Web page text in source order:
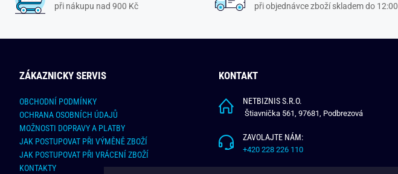
při nákupu nad 900 Kč při objednávce zboží skladem do 12:00
ZÁKAZNICKY SERVIS
OBCHODNÍ PODMÍNKY
OCHRANA OSOBNÍCH ÚDAJŮ
MOŽNOSTI DOPRAVY A PLATBY
JAK POSTUPOVAT PŘI VÝMĚNĚ ZBOŽÍ
JAK POSTUPOVAT PŘI VRÁCENÍ ZBOŽÍ
KONTAKTY
KONTAKT
NETBIZNIS S.R.O.
Štiavnička 561, 97681, Podbrezová
ZAVOLAJTE NÁM:
+420 228 226 110